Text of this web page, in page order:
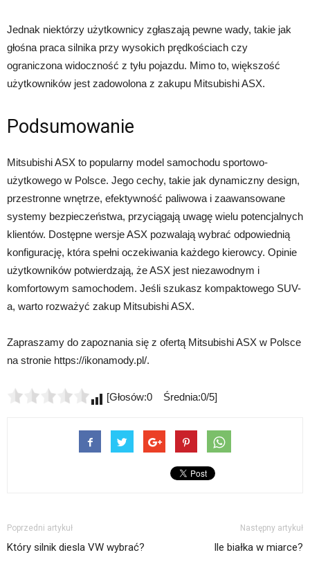
Jednak niektórzy użytkownicy zgłaszają pewne wady, takie jak
głośna praca silnika przy wysokich prędkościach czy
ograniczona widoczność z tyłu pojazdu. Mimo to, większość
użytkowników jest zadowolona z zakupu Mitsubishi ASX.
Podsumowanie
Mitsubishi ASX to popularny model samochodu sportowo-
użytkowego w Polsce. Jego cechy, takie jak dynamiczny design,
przestronne wnętrze, efektywność paliwowa i zaawansowane
systemy bezpieczeństwa, przyciągają uwagę wielu potencjalnych
klientów. Dostępne wersje ASX pozwalają wybrać odpowiednią
konfigurację, która spełni oczekiwania każdego kierowcy. Opinie
użytkowników potwierdzają, że ASX jest niezawodnym i
komfortowym samochodem. Jeśli szukasz kompaktowego SUV-
a, warto rozważyć zakup Mitsubishi ASX.
Zapraszamy do zapoznania się z ofertą Mitsubishi ASX w Polsce
na stronie https://ikonamody.pl/.
[Głosów:0 Średnia:0/5]
Poprzedni artykuł
Który silnik diesla VW wybrać?
Następny artykuł
Ile białka w miarce?